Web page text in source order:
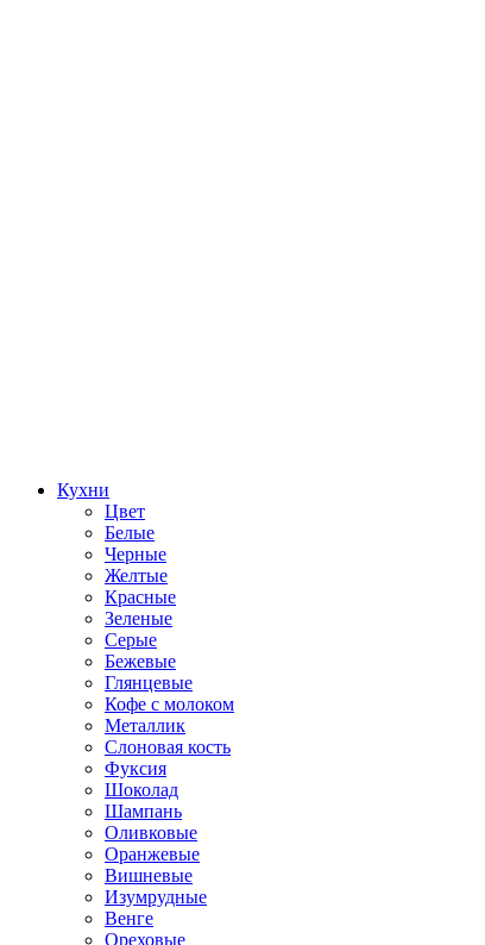
Кухни
Цвет
Белые
Черные
Желтые
Красные
Зеленые
Серые
Бежевые
Глянцевые
Кофе с молоком
Металлик
Слоновая кость
Фуксия
Шоколад
Шампань
Оливковые
Оранжевые
Вишневые
Изумрудные
Венге
Ореховые